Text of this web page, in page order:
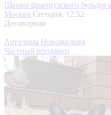
Щенки французского бульдога
Москва Сегодня, 12:52
Договорная
Ангелина Новожилова
Частный продавец